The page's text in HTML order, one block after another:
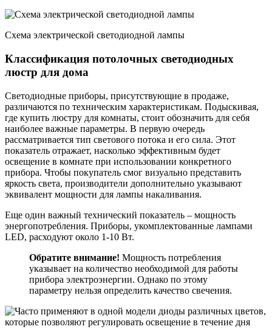
Схема электрической светодиодной лампы
Классификация потолочных светодиодных
люстр для дома
Светодиодные приборы, присутствующие в продаже,
различаются по техническим характеристикам. Подыскивая,
где купить люстру для комнаты, стоит обозначить для себя
наиболее важные параметры. В первую очередь
рассматривается тип светового потока и его сила. Этот
показатель отражает, насколько эффективным будет
освещение в комнате при использовании конкретного
прибора. Чтобы покупатель смог визуально представить
яркость света, производители дополнительно указывают
эквивалент мощности для лампы накаливания.
Еще один важный технический показатель – мощность
энергопотребления. Приборы, укомплектованные лампами
LED, расходуют около 1-10 Вт.
Обратите внимание! Мощность потребления
указывает на количество необходимой для работы
прибора электроэнергии. Однако по этому
параметру нельзя определить качество свечения.